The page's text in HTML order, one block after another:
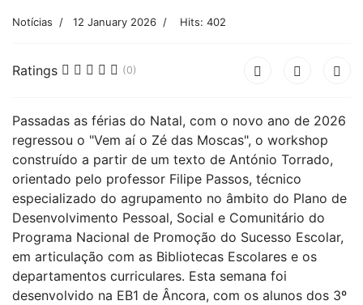
Notícias 12 January 2026 Hits: 402
Ratings (0)
Passadas as férias do Natal, com o novo ano de 2026
regressou o "Vem aí o Zé das Moscas", o workshop
construído a partir de um texto de António Torrado,
orientado pelo professor Filipe Passos, técnico
especializado do agrupamento no âmbito do Plano de
Desenvolvimento Pessoal, Social e Comunitário do
Programa Nacional de Promoção do Sucesso Escolar,
em articulação com as Bibliotecas Escolares e os
departamentos curriculares. Esta semana foi
desenvolvido na EB1 de Âncora, com os alunos dos 3º